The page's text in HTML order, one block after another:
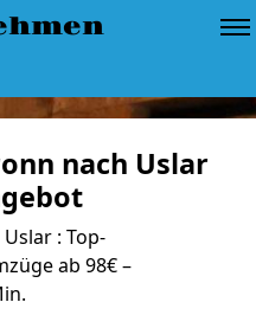
nach Uslar
: Top-
ab 98€ –